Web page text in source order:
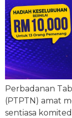
Perbadanan
(PTPTN) amat
sentiasa